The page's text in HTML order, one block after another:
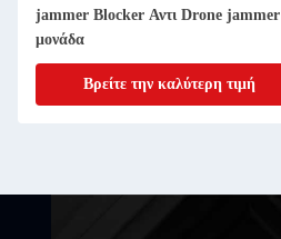
jammer Blocker Αντι Drone jammer
μονάδα
Βρείτε την καλύτερη τιμή